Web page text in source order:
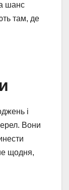
шанс
там, де
і
Вони
щодня,